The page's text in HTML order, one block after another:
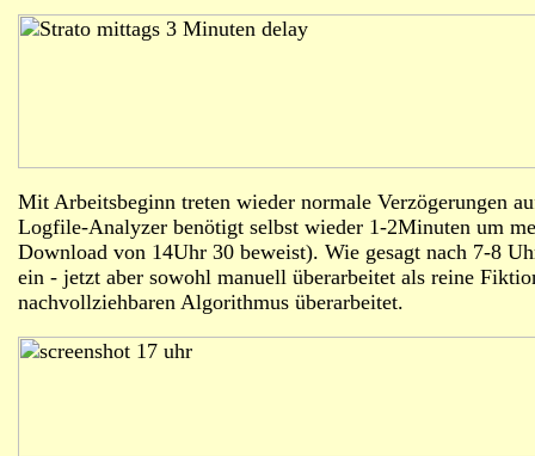
Mit Arbeitsbeginn treten wieder normale Verzögerungen
Logfile-Analyzer benötigt selbst wieder 1-2Minuten um
Download von 14Uhr 30 beweist). Wie gesagt nach 7-8
ein - jetzt aber sowohl manuell überarbeitet als reine
nachvollziehbaren Algorithmus überarbeitet.